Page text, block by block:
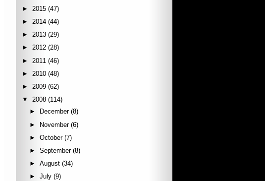
► 2015 (47)
► 2014 (44)
► 2013 (29)
► 2012 (28)
► 2011 (46)
► 2010 (48)
► 2009 (62)
▼
2008 (114)
►
December (8)
► November (6)
►October (7)
►September (8)
►August (34)
►July (9)